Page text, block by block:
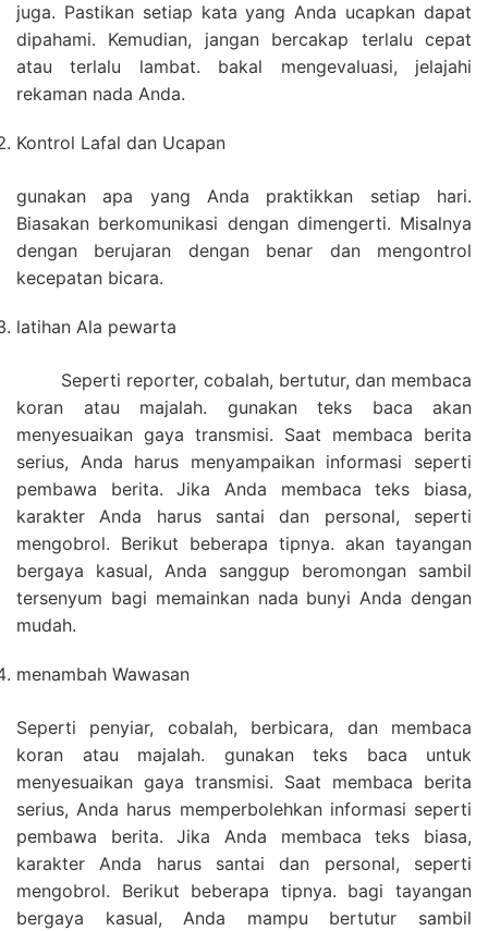
juga. Pastikan setiap kata yang Anda ucapkan dapat
dipahami. Kemudian, jangan bercakap terlalu cepat
atau terlalu lambat. bakal mengevaluasi, jelajahi
rekaman nada Anda.
Kontrol Lafal dan Ucapan
gunakan apa yang Anda praktikkan setiap hari.
Biasakan berkomunikasi dengan dimengerti. Misalnya
dengan berujaran dengan benar dan mengontrol
kecepatan bicara.
latihan Ala pewarta
Seperti reporter, cobalah, bertutur, dan membaca
koran atau majalah. gunakan teks baca akan
menyesuaikan gaya transmisi. Saat membaca berita
serius, Anda harus menyampaikan informasi seperti
pembawa berita. Jika Anda membaca teks biasa,
karakter Anda harus santai dan personal, seperti
mengobrol. Berikut beberapa tipnya. akan tayangan
bergaya kasual, Anda sanggup beromongan sambil
tersenyum bagi memainkan nada bunyi Anda dengan
mudah.
menambah Wawasan
Seperti penyiar, cobalah, berbicara, dan membaca
koran atau majalah. gunakan teks baca untuk
menyesuaikan gaya transmisi. Saat membaca berita
serius, Anda harus memperbolehkan informasi seperti
pembawa berita. Jika Anda membaca teks biasa,
karakter Anda harus santai dan personal, seperti
mengobrol. Berikut beberapa tipnya. bagi tayangan
bergaya kasual, Anda mampu bertutur sambil